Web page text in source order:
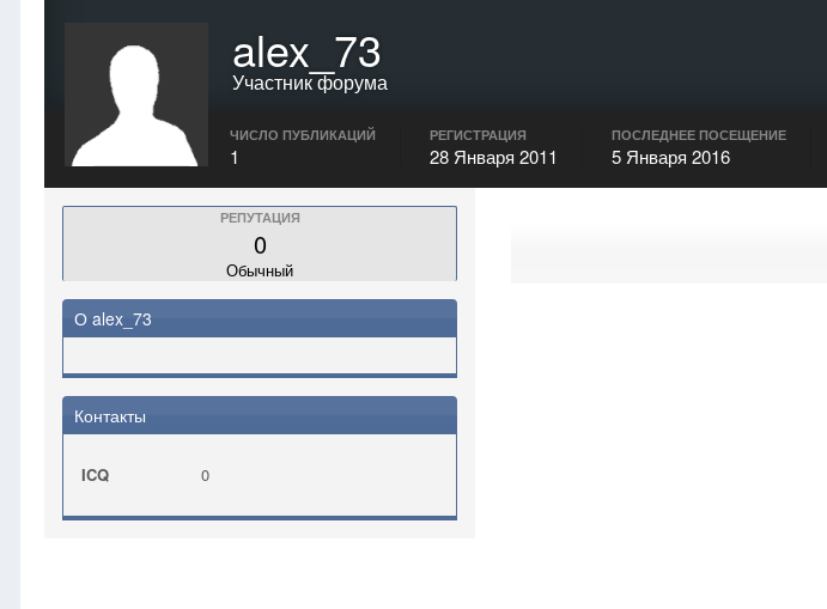
alex_73
Участник форума
ЧИСЛО ПУБЛИКАЦИЙ
1
РЕГИСТРАЦИЯ
28 Января 2011
ПОСЛЕДНЕЕ ПОСЕЩЕНИЕ
5 Января 2016
РЕПУТАЦИЯ
0
Обычный
О alex_73
Контакты
ICQ 0